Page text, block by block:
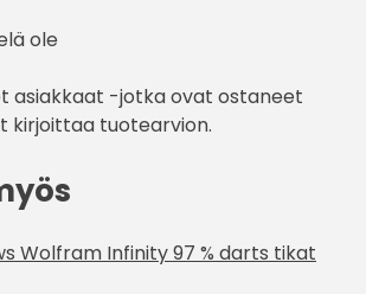
ole
asiakkaat -jotka ovat ostaneet
kirjoittaa tuotearvion.